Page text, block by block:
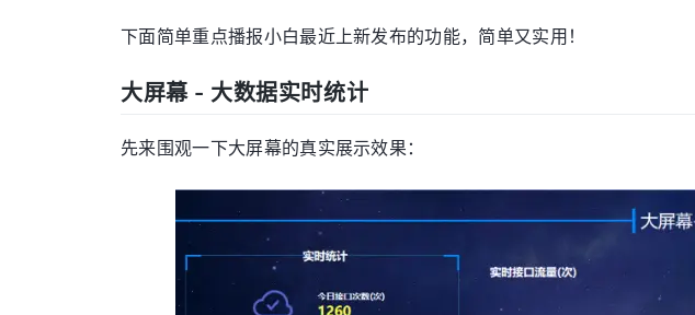
下面简单重点播报小白最近上新发布的功能，简单又实用！
大屏幕 - 大数据实时统计
先来围观一下大屏幕的真实展示效果：